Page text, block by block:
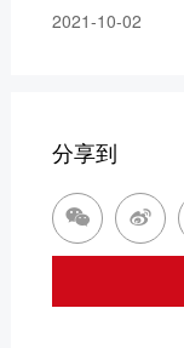
2021-10-02
分享到
 